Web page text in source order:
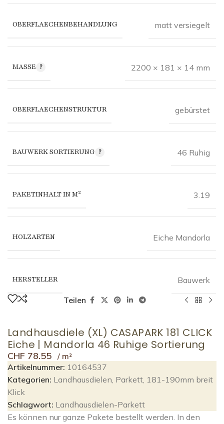
OBERFLAECHENBEHANDLUNG matt versiegelt
MASSE 2200 × 181 × 14 mm
OBERFLAECHENSTRUKTUR gebürstet
BAUWERK SORTIERUNG 46 Ruhig
PAKETINHALT IN M² 3.19
HOLZARTEN Eiche Mandorla
HERSTELLER Bauwerk
Teilen
Landhausdiele (XL) CASAPARK 181 CLICK
Eiche | Mandorla 46 Ruhige Sortierung
CHF 78.55
Artikelnummer: 10164537
Kategorien: Landhausdielen, Parkett, 181-190mm breit
Klick
Schlagwort: Landhausdielen-Parkett
Es können nur ganze Pakete bestellt werden. In den